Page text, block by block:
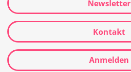
Newsletter
Kontakt
Anmelden